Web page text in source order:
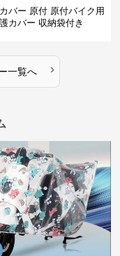
バー 原付 原付バイク用
カバー 収納袋付き
一覧へ ›